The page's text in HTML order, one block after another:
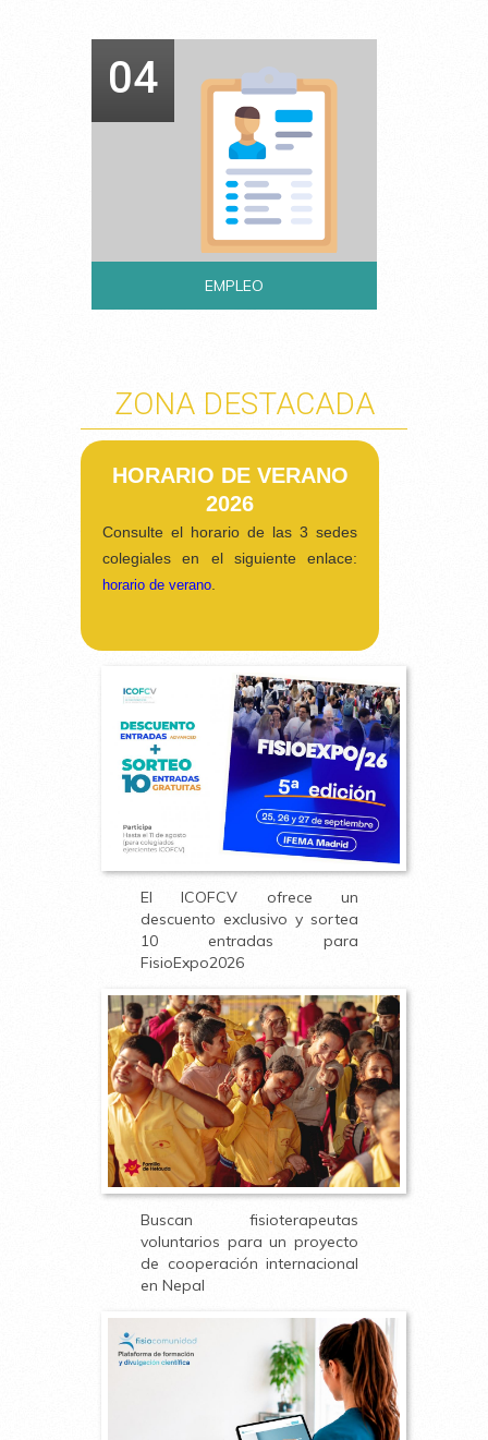
04
EMPLEO
ZONA DESTACADA
HORARIO DE VERANO
2026
Consulte el horario de las 3 sedes
colegiales en el siguiente enlace:
horario de verano
El ICOFCV ofrece un
descuento exclusivo y sortea
10 entradas para
FisioExpo2026
Buscan fisioterapeutas
voluntarios para un proyecto
de cooperación internacional
en Nepal